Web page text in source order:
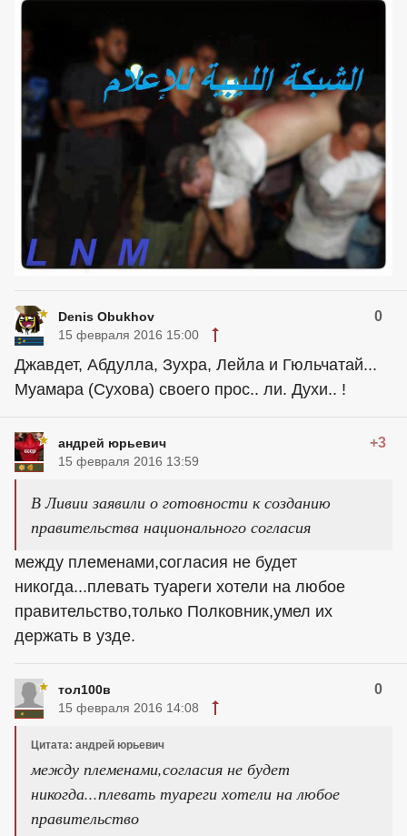
Denis Obukhov 0
15 февраля 2016 15:00
Джавдет, Абдулла, Зухра, Лейла и Гюльчатай...
Муамара (Сухова) своего прос.. ли. Духи.. !
андрей юрьевич +3
15 февраля 2016 13:59
В Ливии заявили о готовности к созданию
правительства национального согласия
между племенами,согласия не будет
никогда...плевать туареги хотели на любое
правительство,только Полковник,умел их
держать в узде.
тол100в 0
15 февраля 2016 14:08
Цитата: андрей юрьевич
между племенами,согласия не будет
никогда...плевать туареги хотели на любое
правительство